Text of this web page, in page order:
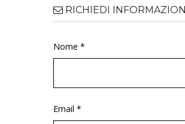
RICHIEDI INFORMAZIONI
Nome *
Email *